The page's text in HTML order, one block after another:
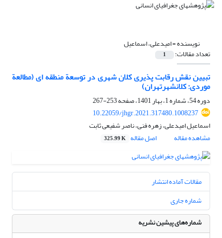
نویسنده =امیدعلی، اسماعیل
تعداد مقالات: 1
تبیین نقش رقابت‏ پذیری کلان‏ شهری در توسعة منطقه ‏ای (مطالعة
موردی: کلان‏شهرتهران)
دوره 54، شماره 1، بهار 1401، صفحه
253-267
10.22059/jhgr.2021.317480.1008237
اسماعیل امیدعلی، زهره فنی، ناصر شفیعی ثابت
مشاهده مقاله
اصل مقاله 325.99 K
مقالات آماده انتشار
شماره جاری
شماره‌های پیشین نشریه